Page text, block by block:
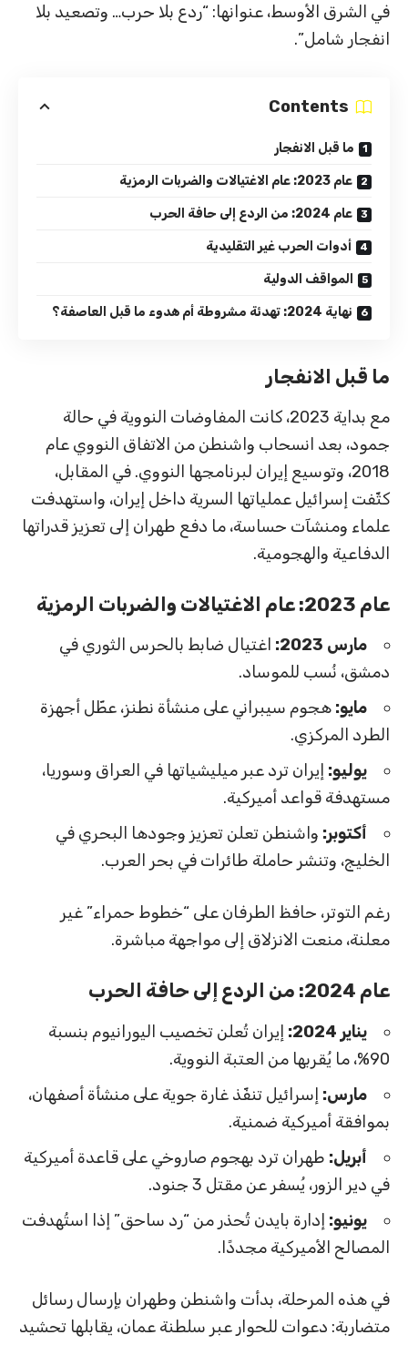
في الشرق الأوسط، عنوانها: “ردع بلا حرب… وتصعيد بلا
انفجار شامل”.
Contents
ما قبل الانفجار
عام 2023: عام الاغتيالات والضربات الرمزية
عام 2024: من الردع إلى حافة الحرب
أدوات الحرب غير التقليدية
المواقف الدولية
نهاية 2024: تهدئة مشروطة أم هدوء ما قبل العاصفة؟
ما قبل الانفجار
مع بداية 2023، كانت المفاوضات النووية في حالة
جمود، بعد انسحاب واشنطن من الاتفاق النووي عام
2018، وتوسيع إيران لبرنامجها النووي. في المقابل،
كثّفت إسرائيل عملياتها السرية داخل إيران، واستهدفت
علماء ومنشآت حساسة، ما دفع طهران إلى تعزيز قدراتها
الدفاعية والهجومية.
عام 2023: عام الاغتيالات والضربات الرمزية
مارس 2023:
اغتيال ضابط بالحرس الثوري في
دمشق، نُسب للموساد.
مايو: هجوم سيبراني على منشأة نطنز، عطّل أجهزة
الطرد المركزي.
يوليو: إيران ترد عبر ميليشياتها في العراق وسوريا،
مستهدفة قواعد أميركية.
أكتوبر: واشنطن تعلن تعزيز وجودها البحري في
الخليج، وتنشر حاملة طائرات في بحر العرب.
رغم التوتر، حافظ الطرفان على “خطوط حمراء” غير
معلنة، منعت الانزلاق إلى مواجهة مباشرة.
عام 2024: من الردع إلى حافة الحرب
يناير 2024:
إيران تُعلن تخصيب اليورانيوم بنسبة
90%، ما يُقربها من العتبة النووية.
مارس: إسرائيل تنفّذ غارة جوية على منشأة أصفهان،
بموافقة أميركية ضمنية.
أبريل: طهران ترد بهجوم صاروخي على قاعدة أميركية
في دير الزور، يُسفر عن مقتل 3 جنود.
يونيو: إدارة بايدن تُحذر من “رد ساحق” إذا استُهدفت
المصالح الأميركية مجددًا.
في هذه المرحلة، بدأت واشنطن وطهران بإرسال رسائل
متضاربة: دعوات للحوار عبر سلطنة عمان، يقابلها تحشيد